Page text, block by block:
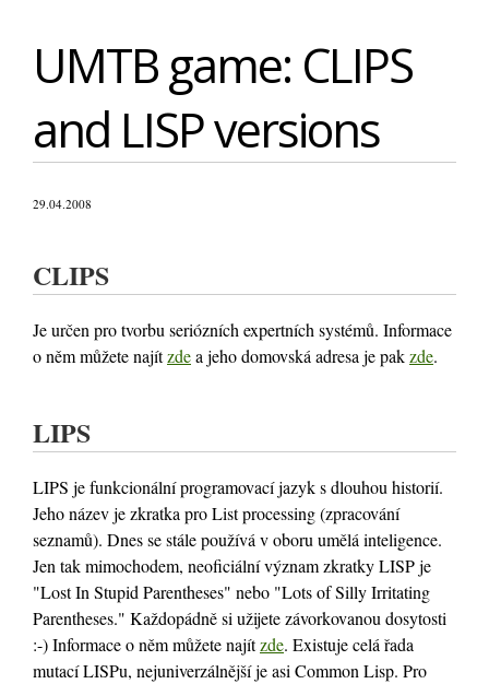
UMTB game: CLIPS
and LISP versions
29.04.2008
CLIPS
Je určen pro tvorbu seriózních expertních systémů. Informace
o něm můžete najítzdea jeho domovská adresa je pakzde.
LIPS
LIPS je funkcionální programovací jazyk s dlouhou historií.
Jeho název je zkratka pro List processing (zpracování
seznamů). Dnes se stále používá v oboru umělá inteligence.
Jen tak mimochodem, neoficiální význam zkratky LISP je
"Lost In Stupid Parentheses" nebo "Lots of Silly Irritating
Parentheses." Každopádně si užijete závorkovanou dosytosti
:-) Informace o něm můžete najítzde. Existuje celá řada
mutací LISPu, nejuniverzálnější je asi Common Lisp. Pro